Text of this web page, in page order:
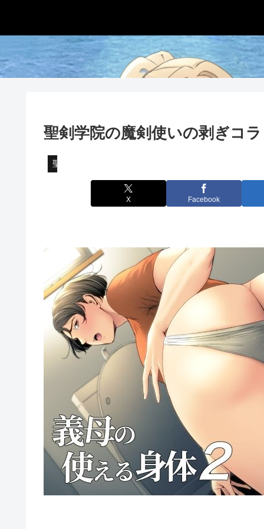
聖剣学院の魔剣使いの剥ぎコラ
聖剣学院の魔剣使い
X Facebook